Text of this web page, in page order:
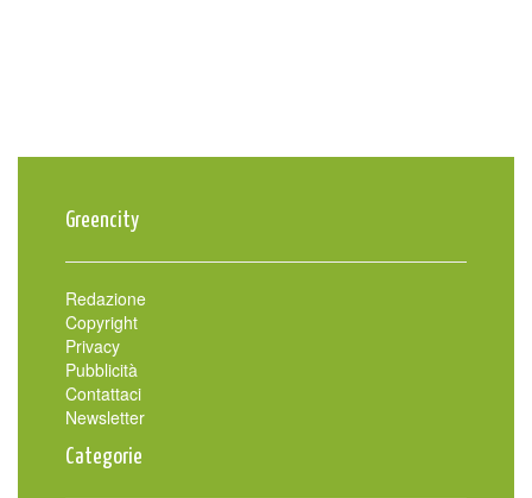
Greencity
Redazione
Copyright
Privacy
Pubblicità
Contattaci
Newsletter
Categorie